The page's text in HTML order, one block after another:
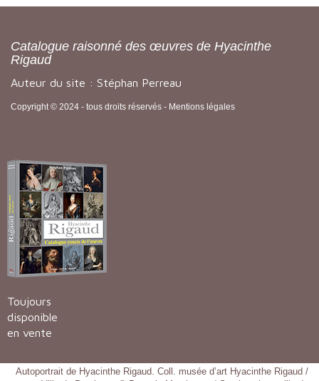
Catalogue raisonné des œuvres de Hyacinthe
Rigaud
Auteur du site : Stéphan Perreau
Copyright © 2024 - tous droits réservés - Mentions légales
Toujours
disponible
en vente
Autoportrait de Hyacinthe Rigaud. Coll. musée d’art Hyacinthe Rigaud /